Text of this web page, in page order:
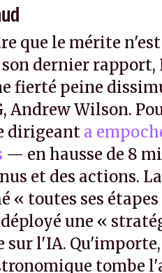
que le mérite
son dernier
fierté peine
Andrew Wilson.
dirigeant a
— en hausse de 8
et des actions.
« toutes ses
une «
sur l'IA.
tombe